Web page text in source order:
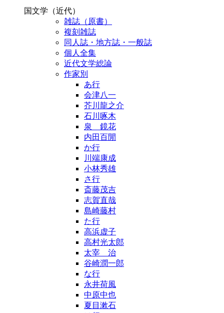
国文学（近代）
雑誌（原書）
複刻雑誌
同人誌・地方誌・一般誌
個人全集
近代文学総論
作家別
あ行
会津八一
芥川龍之介
石川啄木
泉 鏡花
内田百閒
か行
川端康成
小林秀雄
さ行
斎藤茂吉
志賀直哉
島崎藤村
た行
高浜虚子
高村光太郎
太宰 治
谷崎潤一郎
な行
永井荷風
中原中也
夏目漱石